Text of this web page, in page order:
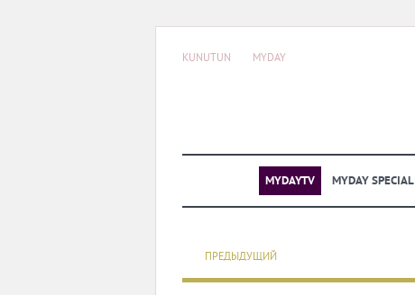
KUNUTUN MYDAY
MYDAYTV MYDAY SPECIAL
ПРЕДЫДУЩИЙ